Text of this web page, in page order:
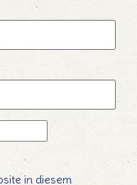
in diesem